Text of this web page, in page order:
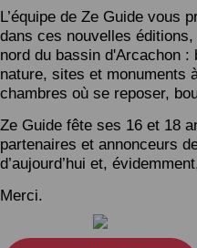
L’équipe de Ze Guide vous
dans ces nouvelles
nord du bassin d'Arcachon :
nature, sites et monuments
chambres où se reposer,
Ze Guide fête ses 16 et 18
partenaires et annonceurs
d’aujourd’hui et,
Merci.